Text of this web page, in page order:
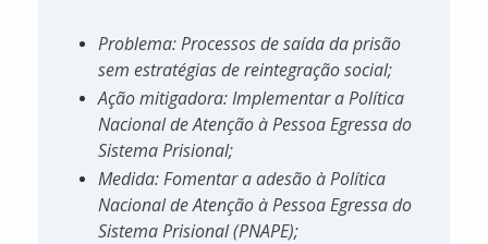
Problema: Processos de saída da prisão
sem estratégias de reintegração social;
Ação mitigadora: Implementar a Política
Nacional de Atenção à Pessoa Egressa do
Sistema Prisional;
Medida: Fomentar a adesão à Política
Nacional de Atenção à Pessoa Egressa do
Sistema Prisional (PNAPE);